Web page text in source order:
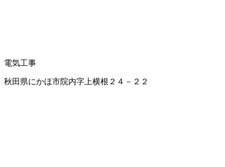
電気工事
秋田県にかほ市院内字上横根２４－２２